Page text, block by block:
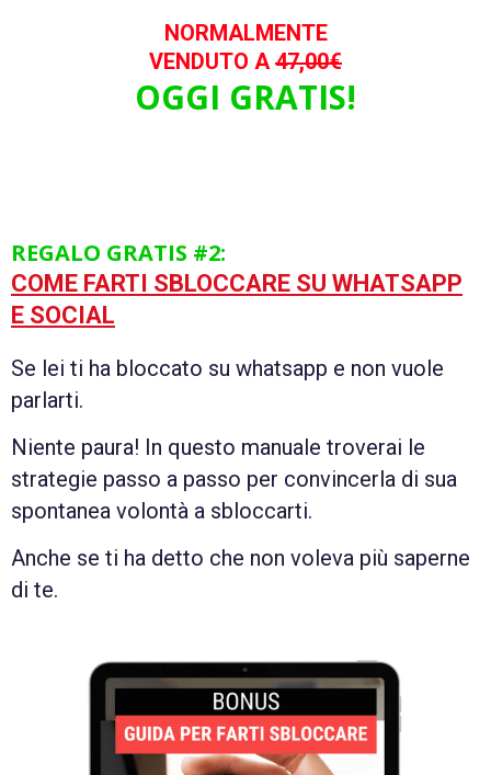
NORMALMENTE
VENDUTO A 47,00€
OGGI GRATIS!
REGALO GRATIS #2:
COME FARTI SBLOCCARE SU WHATSAPP
E SOCIAL
Se lei ti ha bloccato su whatsapp e non vuole
parlarti.
Niente paura! In questo manuale troverai le
strategie passo a passo per convincerla di sua
spontanea volontà a sbloccarti.
Anche se ti ha detto che non voleva più saperne
di te.